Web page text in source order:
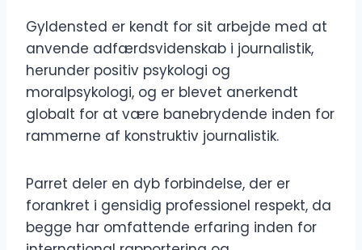
Gyldensted er kendt for sit arbejde med at
anvende adfærdsvidenskab i journalistik,
herunder positiv psykologi og
moralpsykologi, og er blevet anerkendt
globalt for at være banebrydende inden for
rammerne af konstruktiv journalistik.
Parret deler en dyb forbindelse, der er
forankret i gensidig professionel respekt, da
begge har omfattende erfaring inden for